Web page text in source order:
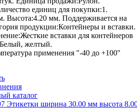
единиц для покупки:1.
Высота:4.20 мм. Поддерживается на
продукции:Контейнеры и вставки.
вставки для контейнеров
желтый.
применения "-40 до +100"
каталог